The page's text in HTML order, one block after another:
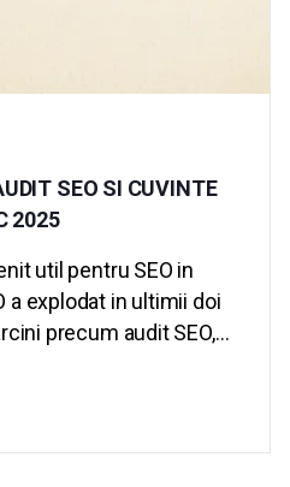
SEO SI CUVINTE
2025
util pentru SEO in
a explodat in ultimii doi
precum audit SEO,